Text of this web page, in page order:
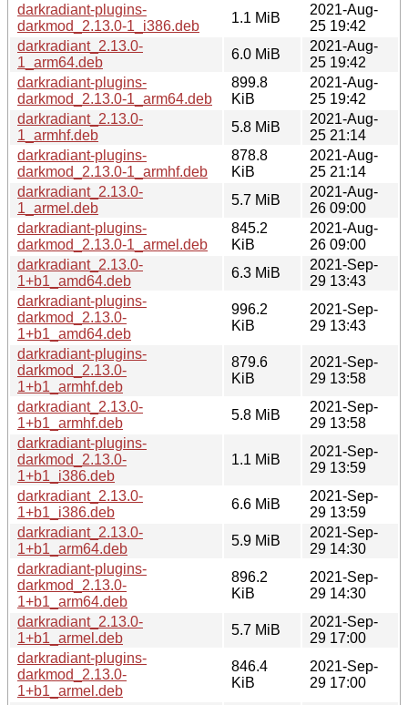
darkradiant-plugins-
darkmod_2.13.0-1_i386.deb
1.1 MiB
2021-Aug-
25 19:42
darkradiant_2.13.0-
1_arm64.deb
6.0 MiB
2021-Aug-
25 19:42
darkradiant-plugins-
darkmod_2.13.0-1_arm64.deb
899.8
KiB
2021-Aug-
25 19:42
darkradiant_2.13.0-
1_armhf.deb
5.8 MiB
2021-Aug-
25 21:14
darkradiant-plugins-
darkmod_2.13.0-1_armhf.deb
878.8
KiB
2021-Aug-
25 21:14
darkradiant_2.13.0-
1_armel.deb
5.7 MiB
2021-Aug-
26 09:00
darkradiant-plugins-
darkmod_2.13.0-1_armel.deb
845.2
KiB
2021-Aug-
26 09:00
darkradiant_2.13.0-
1+b1_amd64.deb
6.3 MiB
2021-Sep-
29 13:43
darkradiant-plugins-
darkmod_2.13.0-
1+b1_amd64.deb
996.2
KiB
2021-Sep-
29 13:43
darkradiant-plugins-
darkmod_2.13.0-
1+b1_armhf.deb
879.6
KiB
2021-Sep-
29 13:58
darkradiant_2.13.0-
1+b1_armhf.deb
5.8 MiB
2021-Sep-
29 13:58
darkradiant-plugins-
darkmod_2.13.0-
1+b1_i386.deb
1.1 MiB
2021-Sep-
29 13:59
darkradiant_2.13.0-
1+b1_i386.deb
6.6 MiB
2021-Sep-
29 13:59
darkradiant_2.13.0-
1+b1_arm64.deb
5.9 MiB
2021-Sep-
29 14:30
darkradiant-plugins-
darkmod_2.13.0-
1+b1_arm64.deb
896.2
KiB
2021-Sep-
29 14:30
darkradiant_2.13.0-
1+b1_armel.deb
5.7 MiB
2021-Sep-
29 17:00
darkradiant-plugins-
darkmod_2.13.0-
1+b1_armel.deb
846.4
KiB
2021-Sep-
29 17:00